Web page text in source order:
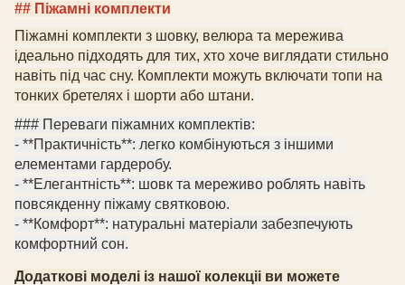
## Піжамні комплекти
Піжамні комплекти з шовку, велюра та мережива
ідеально підходять для тих, хто хоче виглядати стильно
навіть під час сну. Комплекти можуть включати топи на
тонких бретелях і шорти або штани.
### Переваги піжамних комплектів:
- **Практичність**: легко комбінуються з іншими
елементами гардеробу.
- **Елегантність**: шовк та мереживо роблять навіть
повсякденну піжаму святковою.
- **Комфорт**: натуральні матеріали забезпечують
комфортний сон.
Додаткові моделі із нашої колекціі ви можете